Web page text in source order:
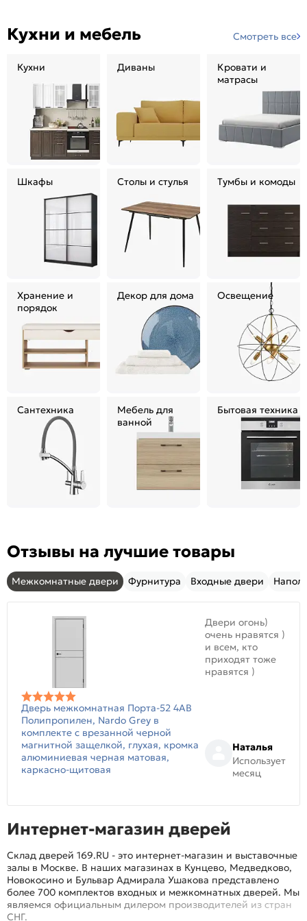
Кухни и мебель Смотреть все
Кухни Диваны
Кровати и
матрасы
Шкафы Столы и стулья Тумбы и комоды
Хранение и
порядок
Декор для дома Освещение
Сантехника
Мебель для
ванной
Бытовая техника
Отзывы на лучшие товары
Межкомнатные двери Фурнитура Входные двери
Дверь межкомнатная Порта-52 4AB
Полипропилен, Nardo Grey в
комплекте с врезанной черной
магнитной защелкой, глухая, кромка
алюминиевая черная матовая,
каркасно-щитовая
Двери огонь)
очень нравятся )
и всем, кто
приходят тоже
нравятся )
Наталья
Использует
месяц
Интернет-магазин дверей
Склад дверей 169.RU - это интернет-магазин и выставочные
залы в Москве. В наших магазинах в Кунцево, Медведково,
Новокосино и Бульвар Адмирала Ушакова представлено
более 700 комплектов входных и межкомнатных дверей. Мы
являемся официальным дилером производителей из стран
СНГ.